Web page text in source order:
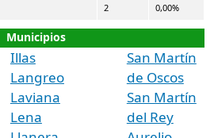
2 0,00%
Municipios
Illas
Langreo
Laviana
Lena
San Martín
de Oscos
San Martín
del Rey